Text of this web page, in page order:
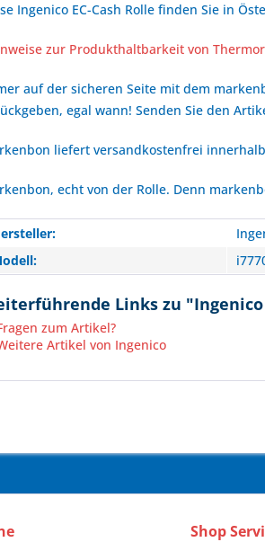
Ingenico EC-Cash Rolle finden Sie in
zur Produkthaltbarkeit von
auf der sicheren Seite mit dem
egal wann! Senden Sie den
liefert versandkostenfrei
echt von der Rolle. Denn
Links zu "Ingenico
zum Artikel?
Artikel von Ingenico
Shop